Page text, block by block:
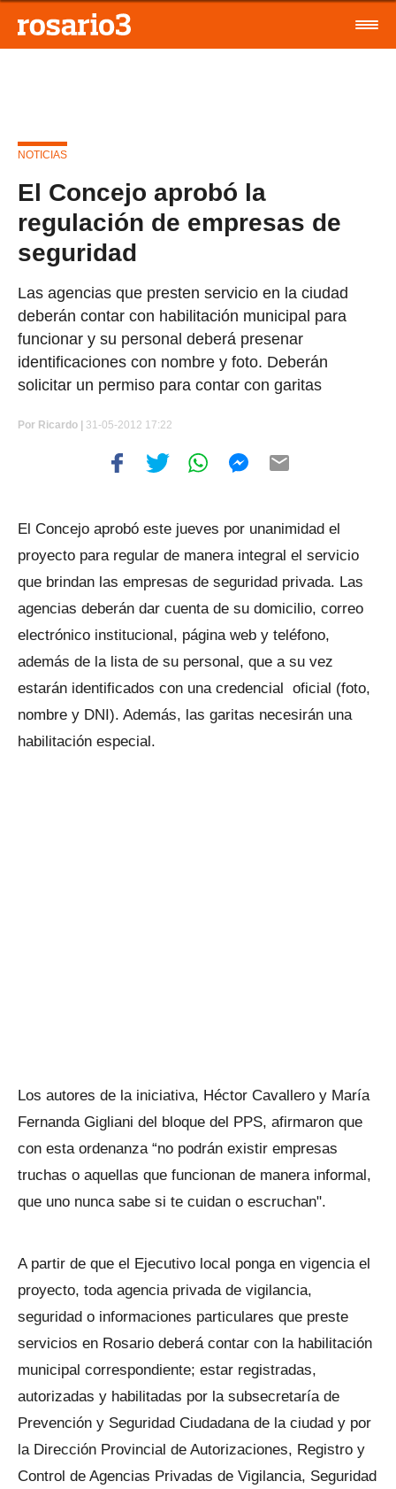
NOTICIAS
El Concejo aprobó la
regulación de empresas de
seguridad
Las agencias que presten servicio en la ciudad
deberán contar con habilitación municipal para
funcionar y su personal deberá presenar
identificaciones con nombre y foto. Deberán
solicitar un permiso para contar con garitas
Por Ricardo | 31-05-2012 17:22
El Concejo aprobó este jueves por unanimidad el
proyecto para regular de manera integral el servicio
que brindan las empresas de seguridad privada. Las
agencias deberán dar cuenta de su domicilio, correo
electrónico institucional, página web y teléfono,
además de la lista de su personal, que a su vez
estarán identificados con una credencial oficial (foto,
nombre y DNI). Además, las garitas necesirán una
habilitación especial.
Los autores de la iniciativa, Héctor Cavallero y María
Fernanda Gigliani del bloque del PPS, afirmaron que
con esta ordenanza “no podrán existir empresas
truchas o aquellas que funcionan de manera informal,
que uno nunca sabe si te cuidan o escruchan".
A partir de que el Ejecutivo local ponga en vigencia el
proyecto, toda agencia privada de vigilancia,
seguridad o informaciones particulares que preste
servicios en Rosario deberá contar con la habilitación
municipal correspondiente; estar registradas,
autorizadas y habilitadas por la subsecretaría de
Prevención y Seguridad Ciudadana de la ciudad y por
la Dirección Provincial de Autorizaciones, Registro y
Control de Agencias Privadas de Vigilancia, Seguridad